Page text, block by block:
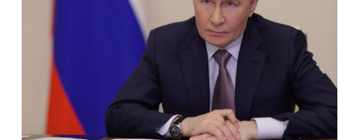
ПОЛИТИКА
Путин провёл телефонный разговор с
президентом ОАЭ
7 августа 2026, 13:58 Иван Тихонов,